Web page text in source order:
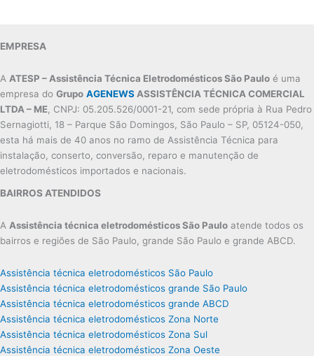
EMPRESA
A ATESP – Assistência Técnica Eletrodomésticos São Paulo é uma
empresa do Grupo AGENEWS ASSISTÊNCIA TÉCNICA COMERCIAL
LTDA – ME , CNPJ: 05.205.526/0001-21, com sede própria à Rua Pedro
Sernagiotti, 18 – Parque São Domingos, São Paulo – SP, 05124-050,
esta há mais de 40 anos no ramo de Assistência Técnica para
instalação, conserto, conversão, reparo e manutenção de
eletrodomésticos importados e nacionais.
BAIRROS ATENDIDOS
A Assistência técnica eletrodomésticos São Paulo atende todos os
bairros e regiões de São Paulo, grande São Paulo e grande ABCD.
Assistência técnica eletrodomésticos São Paulo
Assistência técnica eletrodomésticos grande São Paulo
Assistência técnica eletrodomésticos grande ABCD
Assistência técnica eletrodomésticos Zona Norte
Assistência técnica eletrodomésticos Zona Sul
Assistência técnica eletrodomésticos Zona Oeste